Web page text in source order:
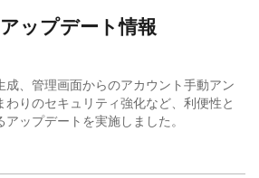
ップデート情報
、管理画面からのアカウント手動アン
わりのセキュリティ強化など、利便性と
ップデートを実施しました。